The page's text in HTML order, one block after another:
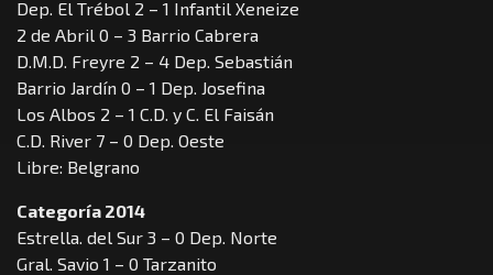
Dep. El Trébol 2 – 1 Infantil Xeneize
2 de Abril 0 – 3 Barrio Cabrera
D.M.D. Freyre 2 – 4 Dep. Sebastián
Barrio Jardín 0 – 1 Dep. Josefina
Los Albos 2 – 1 C.D. y C. El Faisán
C.D. River 7 – 0 Dep. Oeste
Libre: Belgrano
Categoría 2014
Estrella. del Sur 3 – 0 Dep. Norte
Gral. Savio 1 – 0 Tarzanito